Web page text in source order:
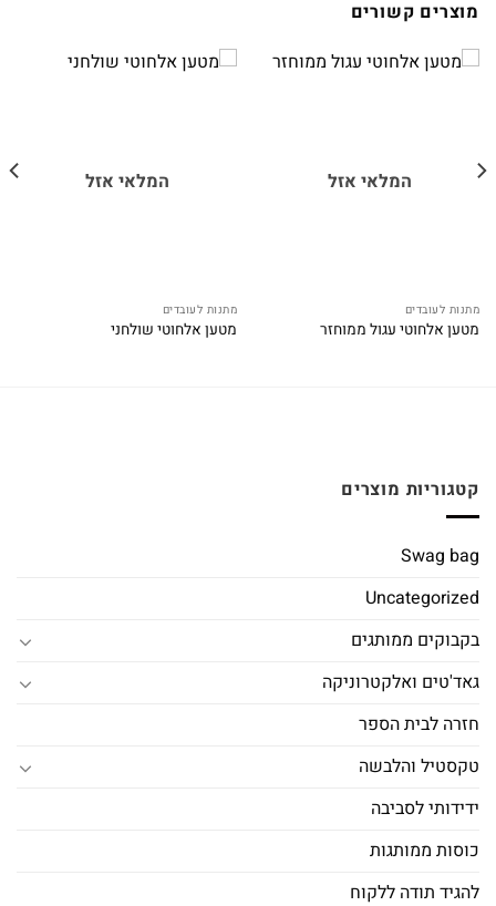
מוצרים קשורים
המלאי אזל
מתנות לעובדים
מטען אלחוטי עגול ממוחזר
המלאי אזל
מתנות לעובדים
מטען אלחוטי שולחני
קטגוריות מוצרים
Swag bag
Uncategorized
בקבוקים ממותגים
גאד'טים ואלקטרוניקה
חזרה לבית הספר
טקסטיל והלבשה
ידידותי לסביבה
כוסות ממותגות
להגיד תודה ללקוח